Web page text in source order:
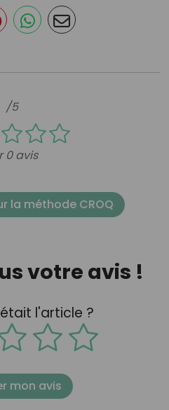
/5
0 avis
la méthode CROQ
votre avis !
l'article ?
mon avis